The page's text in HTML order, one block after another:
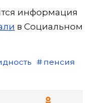
информация
в Социальном
пенсия